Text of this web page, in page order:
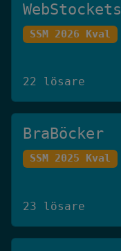
WebStockets
SSM 2026 Kval
22 lösare
BraBöcker
SSM 2025 Kval
23 lösare